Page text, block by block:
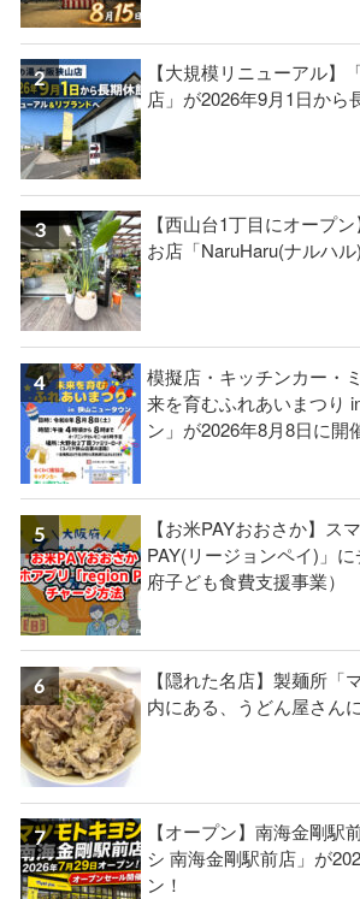
【大規模リニューアル】
店」が2026年9月1日から
【西山台1丁目にオープ
お店「NaruHaru(ナルハ
模擬店・キッチンカー・
来を育むふれあいまつり
ン」が2026年8月8日に開
【お米PAYおおさか】ス
PAY(リージョンペイ)」
府子ども食費支援事業）
【隠れた名店】製麺所「
内にある、うどん屋さん
【オープン】南海金剛駅
シ 南海金剛駅前店」が
ン！